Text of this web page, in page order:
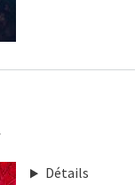
Détails